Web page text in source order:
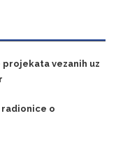
vezanih uz
o